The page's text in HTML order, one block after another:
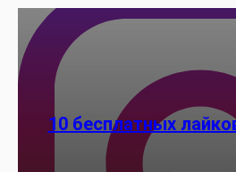
10 бесплатных